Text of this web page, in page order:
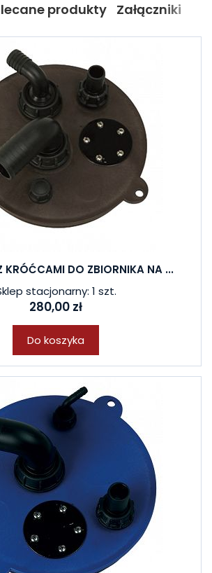
produkty Załączniki
KRÓĆCAMI DO ZBIORNIKA NA ...
stacjonarny: 1 szt.
280,00 zł
Do koszyka